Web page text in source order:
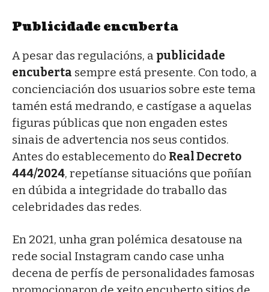
Publicidade encuberta
A pesar das regulacións, a publicidade
encuberta sempre está presente. Con todo, a
concienciación dos usuarios sobre este tema
tamén está medrando, e castígase a aquelas
figuras públicas que non engaden estes
sinais de advertencia nos seus contidos.
Antes do establecemento do Real Decreto
444/2024, repetíanse situacións que poñían
en dúbida a integridade do traballo das
celebridades das redes.
En 2021, unha gran polémica desatouse na
rede social Instagram cando case unha
decena de perfís de personalidades famosas